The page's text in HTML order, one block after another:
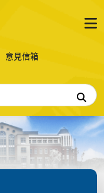
意見信箱
搜尋